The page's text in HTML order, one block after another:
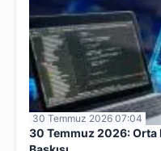
30 Temmuz 2026 07:04
30 Temmuz 2026: Orta